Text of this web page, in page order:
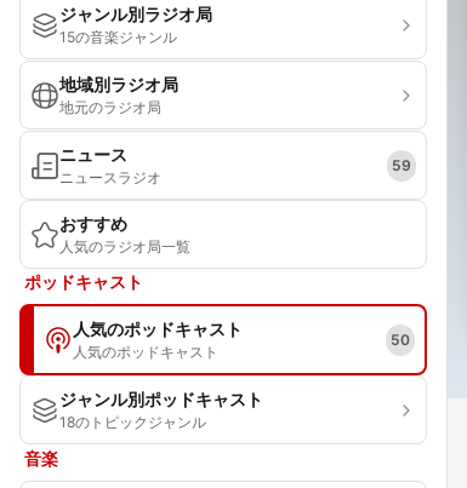
ジャンル別ラジオ局
15の音楽ジャンル
地域別ラジオ局
地元のラジオ局
ニュース
ニュースラジオ
59
おすすめ
人気のラジオ局一覧
ポッドキャスト
人気のポッドキャスト
人気のポッドキャスト
50
ジャンル別ポッドキャスト
18のトピックジャンル
音楽